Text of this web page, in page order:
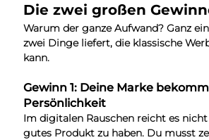
Die zwei großen
Warum der ganze Aufwand? Ganz
zwei Dinge liefert, die klassische
kann.
Gewinn 1: Deine Marke
Persönlichkeit
Im digitalen Rauschen reicht es
gutes Produkt zu haben. Du musst